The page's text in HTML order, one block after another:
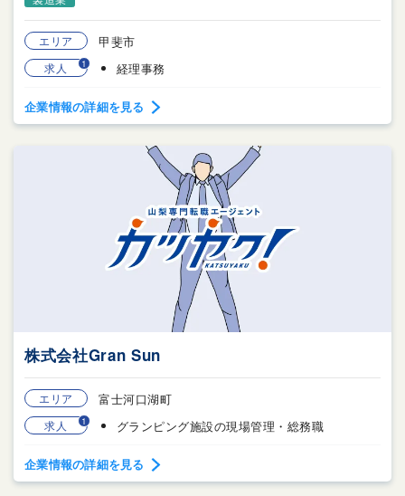
エリア 甲斐市
求人 1 経理事務
企業情報の詳細を見る
株式会社Gran Sun
エリア 富士河口湖町
求人 1 グランピング施設の現場管理・総務職
企業情報の詳細を見る